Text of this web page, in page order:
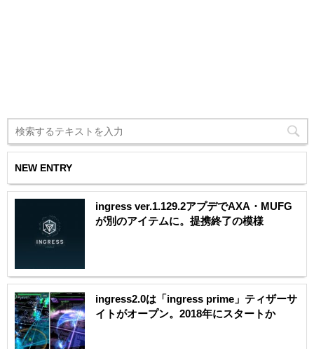
NEW ENTRY
ingress ver.1.129.2アプデでAXA・MUFG
が別のアイテムに。提携終了の模様
ingress2.0は「ingress prime」ティザーサ
イトがオープン。2018年にスタートか